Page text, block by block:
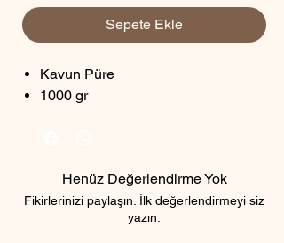
Sepete Ekle
Kavun Püre
1000 gr
Henüz Değerlendirme Yok
Fikirlerinizi paylaşın. İlk değerlendirmeyi siz
yazın.